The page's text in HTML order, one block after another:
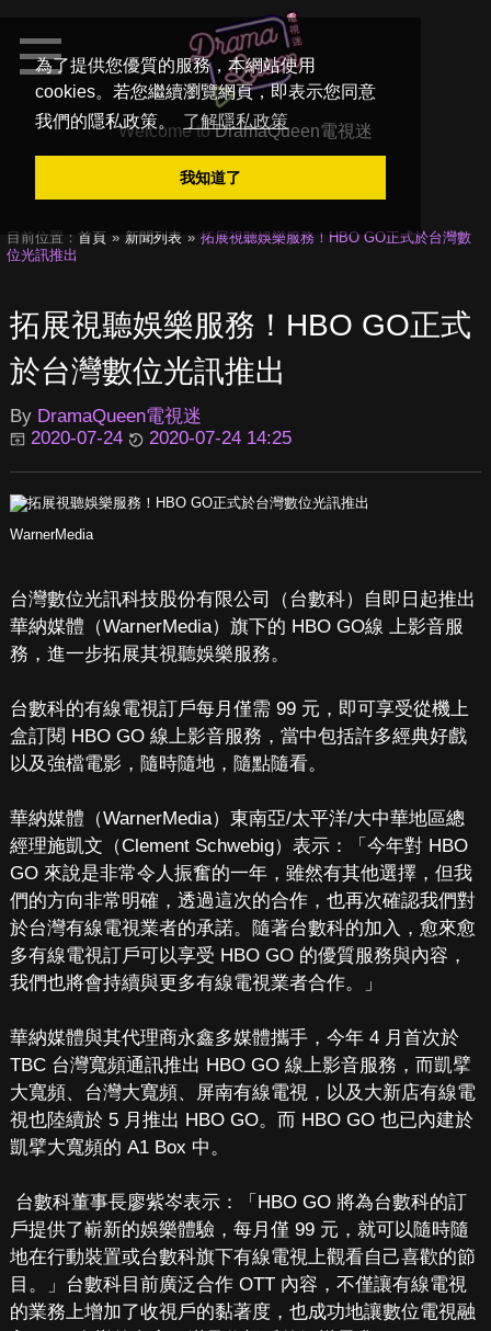
為了提供您優質的服務，本網站使用
cookies。若您繼續瀏覽網頁，即表示您同意
我們的隱私政策。
了解隱私政策
我知道了
Welcome toDramaQueen電視迷
目前位置： 首頁 新聞列表
拓展視聽娛樂服務！HBO GO正式於台灣數
位光訊推出
拓展視聽娛樂服務！HBO GO正式
於台灣數位光訊推出
By DramaQueen電視迷
2020-07-24
2020-07-24 14:25
WarnerMedia
台灣數位光訊科技股份有限公司（台數科）自即日起推出
華納媒體（WarnerMedia）旗下的 HBO GO線 上影音服
務，進一步拓展其視聽娛樂服務。
台數科的有線電視訂戶每月僅需 99 元，即可享受從機上
盒訂閱 HBO GO 線上影音服務，當中包括許多經典好戲
以及強檔電影，隨時隨地，隨點隨看。
華納媒體（WarnerMedia）東南亞/太平洋/大中華地區總
經理施凱文（Clement Schwebig）表示：「今年對 HBO
GO 來說是非常令人振奮的一年，雖然有其他選擇，但我
們的方向非常明確，透過這次的合作，也再次確認我們對
於台灣有線電視業者的承諾。隨著台數科的加入，愈來愈
多有線電視訂戶可以享受 HBO GO 的優質服務與內容，
我們也將會持續與更多有線電視業者合作。」
華納媒體與其代理商永鑫多媒體攜手，今年 4 月首次於
TBC 台灣寬頻通訊推出 HBO GO 線上影音服務，而凱擘
大寬頻、台灣大寬頻、屏南有線電視，以及大新店有線電
視也陸續於 5 月推出 HBO GO。而 HBO GO 也已內建於
凱擘大寬頻的 A1 Box 中。
台數科董事長廖紫岑表示：「HBO GO 將為台數科的訂
戶提供了嶄新的娛樂體驗，每月僅 99 元，就可以隨時隨
地在行動裝置或台數科旗下有線電視上觀看自己喜歡的節
目。」台數科目前廣泛合作 OTT 內容，不僅讓有線電視
的業務上增加了收視戶的黏著度，也成功地讓數位電視融